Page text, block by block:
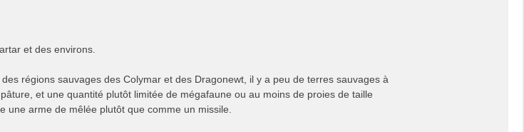
et des environs.
régions sauvages des Colymar et des Dragonewt, il y a peu de terres sauvages à
et une quantité plutôt limitée de mégafaune ou au moins de proies de taille
une arme de mêlée plutôt que comme un missile.